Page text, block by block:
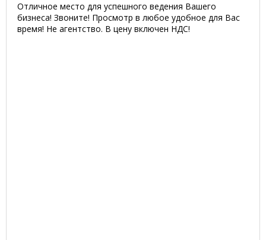
Отличное место для успешного ведения Вашего
бизнеса! Звоните! Просмотр в любое удобное для Вас
время! Не агентство. В цену включен НДС!